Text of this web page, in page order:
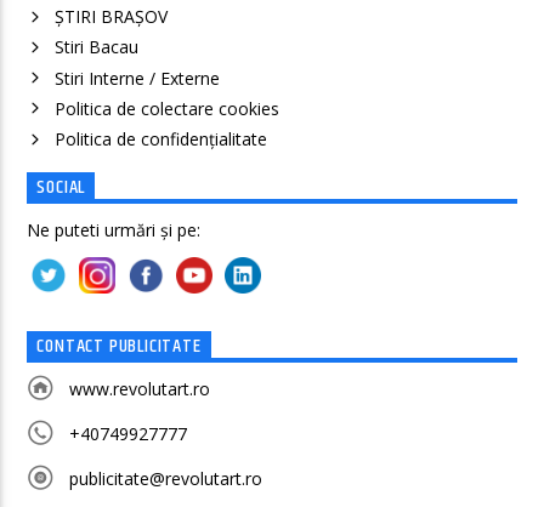
ȘTIRI BRAȘOV
Stiri Bacau
Stiri Interne / Externe
Politica de colectare cookies
Politica de confidenţialitate
SOCIAL
Ne puteti urmări și pe:
CONTACT PUBLICITATE
www.revolutart.ro
+40749927777
publicitate@revolutart.ro